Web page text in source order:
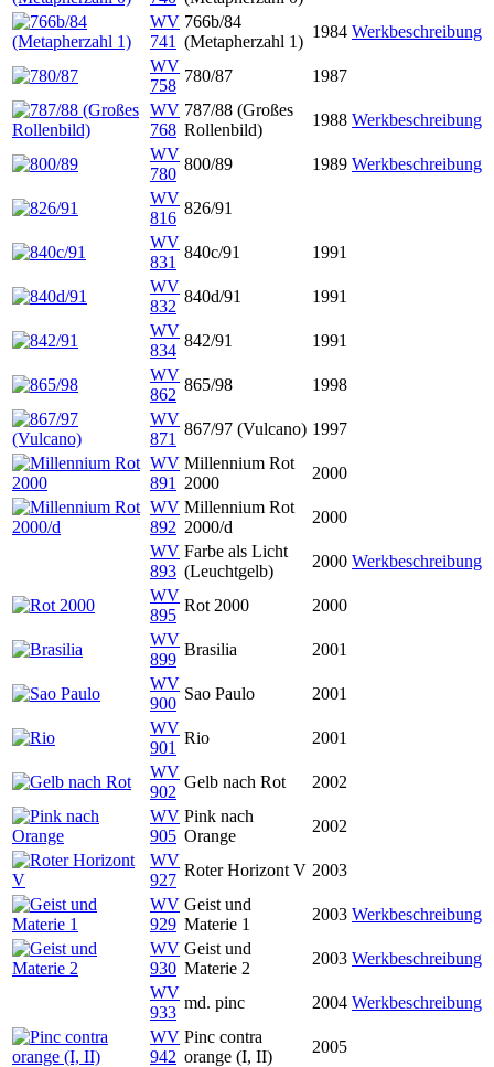
WV
741
766b/84
(Metapherzahl 1)
1984 Werkbeschreibung
WV
758
780/87
1987
WV
768
787/88 (Großes
Rollenbild)
1988 Werkbeschreibung
WV
780
800/89 1989 Werkbeschreibung
WV
816
826/91
WV
831
840c/91
1991
WV
832
840d/91
1991
WV
834
842/91
1991
WV
862
865/98
1998
WV
871
867/97 (Vulcano) 1997
WV
891
Millennium Rot
2000
2000
WV
892
Millennium Rot
2000/d
2000
WV
893
Farbe als Licht
(Leuchtgelb)
2000 Werkbeschreibung
WV
895
Rot 2000
2000
WV
899
Brasilia
2001
WV
900
Sao Paulo
2001
WV
901
Rio
2001
WV
902
Gelb nach Rot
2002
WV
905
Pink nach
Orange
2002
WV
927
Roter Horizont V 2003
WV
929
Geist und
Materie 1
2003 Werkbeschreibung
WV
930
Geist und
Materie 2
2003 Werkbeschreibung
WV
933
md. pinc 2004 Werkbeschreibung
WV
942
Pinc contra
orange (I, II)
2005